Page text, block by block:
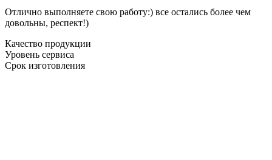
Отлично выполняете свою работу:) все остались более чем
довольны, респект!)
Качество продукции
Уровень сервиса
Срок изготовления